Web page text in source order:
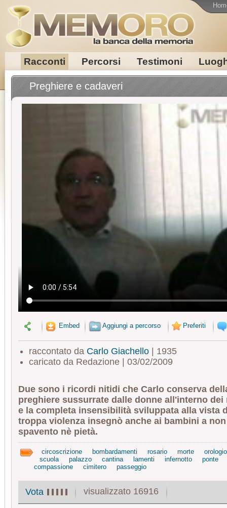
Racconti Percorsi Testimoni
Preghiere e cadaveri
Embed Aggiungi a percorso Preferiti
raccontato da Carlo Giachello| 1935
caricato da Redazione | 03/02/2009
Due sono i ricordi nitidi che Carlo conserva
preghiere sussurrate dalle donne all'interno dei
e la completa insensibilità sviluppata alla vista
troppa violenza insegnò anche ai bambini a
spavento nè pietà.
circoscrizione bombardamenti rosario morte
orologio
scuola
palazzo cantina lamenti infernotto
ponte
compassione
cimitero passeggio
Vota visualizzato 16916